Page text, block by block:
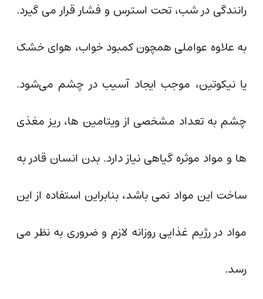
رانندگی در شب، تحت استرس و فشار قرار می گیرد.
به علاوه عواملی همچون کمبود خواب، هوای خشک
یا نیکوتین، موجب ایجاد آسیب در چشم می‌شود.
چشم به تعداد مشخصی از ویتامین ها، ریز مغذی
ها و مواد موثره گیاهی نیاز دارد. بدن انسان قادر به
ساخت این مواد نمی باشد، بنابراین استفاده از این
مواد در رژیم غذایی روزانه لازم و ضروری به نظر می
رسد.